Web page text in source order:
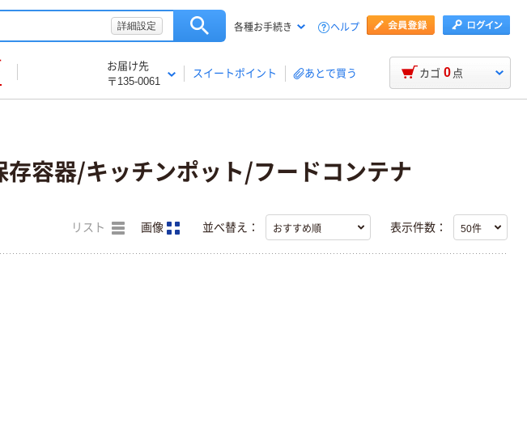
詳細設定 各種お手続き ヘルプ
お届け先
〒135-0061
スイートポイント あとで買う カゴ 0 点
容器/キッチンポット/フードコンテナ
リスト 画像 並べ替え： 表示件数：